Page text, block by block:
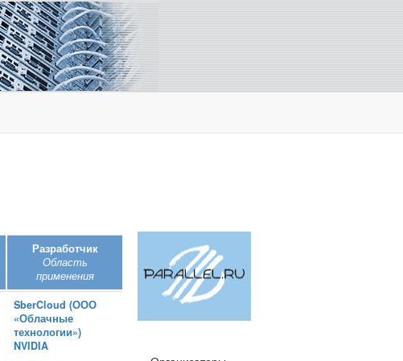
Разработчик
Область
применения
SberCloud (ООО
«Облачные
технологии»)
NVIDIA